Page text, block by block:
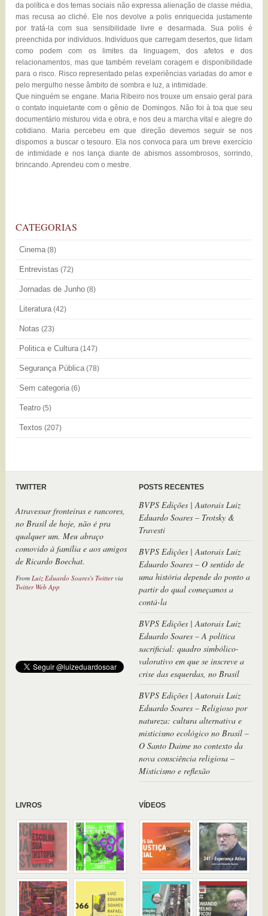
da política e dos temas sociais não expressa alienação de classe média,
mas recusa ao cliché. Ele nos devolve a polis enriquecida justamente
por tratá-la com sua sensibilidade livre e desarmada. Sua polis é
preenchida por indivíduos. Indivíduos que carregam desertos, que lidam
como podem com os limites da linguagem, dos afetos e dos
relacionamentos, mas que também revelam coragem e disponibilidade
para o risco. Risco representado pelas experiências variadas do amor e
pelo mergulho nesse âmbito de sombra e luz, a intimidade.
Que ninguém se engane. Maria Ribeiro nos trouxe um ensaio geral para
o contato inquietante com o gênio de Domingos. Não foi à toa que seu
documentário misturou vida e obra, e nos deu a marcha vital e alegre do
cotidiano. Maria percebeu em que direção devemos seguir se nos
dispomos a buscar o tesouro. Ela nos convoca para um breve exercício
de intimidade e nos lança diante de abismos assombrosos, sorrindo,
brincando. Aprendeu com o mestre.
CATEGORIAS
Cinema (8)
Entrevistas (72)
Jornadas de Junho (8)
Literatura (42)
Notas (23)
Politica e Cultura (147)
Segurança Pública (78)
Sem categoria (6)
Teatro (5)
Textos (207)
TWITTER
Atravessar fronteiras e rancores,
no Brasil de hoje, não é pra
qualquer um. Meu abraço
comovido à família e aos amigos
de Ricardo Boechat.
From Luiz Eduardo Soares's Twittervia
Twitter Web App
POSTS RECENTES
BVPS Edições | Autorais Luiz
Eduardo Soares – Trotsky &
Travesti
BVPS Edições | Autorais Luiz
Eduardo Soares – O sentido de
uma história depende do ponto a
partir do qual começamos a
contá-la
BVPS Edições | Autorais Luiz
Eduardo Soares – A política
sacrificial: quadro simbólico-
valorativo em que se inscreve a
crise das esquerdas, no Brasil
BVPS Edições | Autorais Luiz
Eduardo Soares – Religioso por
natureza: cultura alternativa e
misticismo ecológico no Brasil –
O Santo Daime no contexto da
nova consciência religiosa –
Misticismo e reflexão
LIVROS VÍDEOS